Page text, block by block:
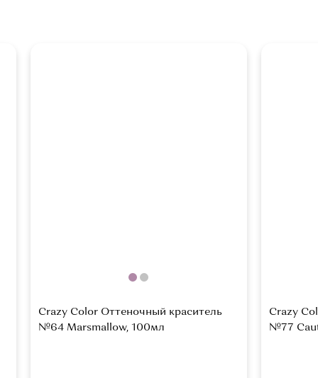
Crazy Color Оттеночный краситель
№64 Marsmallow, 100мл
Crazy
№77